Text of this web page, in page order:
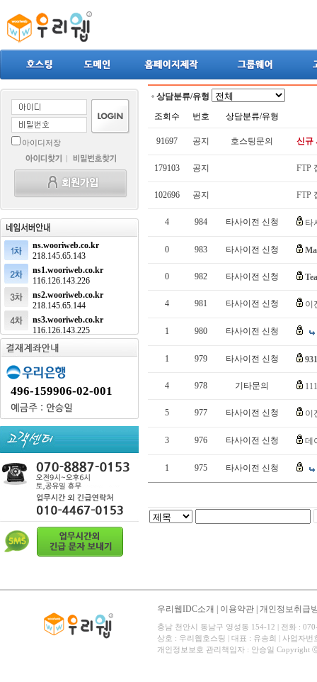
아이디저장
ns.wooriweb.co.kr
218.145.65.143
ns1.wooriweb.co.kr
116.126.143.226
ns2.wooriweb.co.kr
218.145.65.144
ns3.wooriweb.co.kr
116.126.143.225
496-159906-02-001
상담분류/유형
조회수
번호 상담분류/유형
91697 공지 호스팅문의 신규
179103 공지 FTP
102696 공지 FTP
4 984 타사이전 신청 타
0 983 타사이전 신청
0 982 타사이전 신청 Tea
4 981 타사이전 신청 이
1 980 타사이전 신청
1 979 타사이전 신청
4 978 기타문의
5 977 타사이전 신청 이
3 976 타사이전 신청 데
1 975 타사이전 신청
우리웹IDC소개 이용약관 개인정보취급
충남 천안시 동남구 영성동 154-12 | 전화 :
상호 : 우리웹호스팅 | 대표 : 유송희 | 사업자
개인정보보호 관리책임자 : 안승일 Copyright